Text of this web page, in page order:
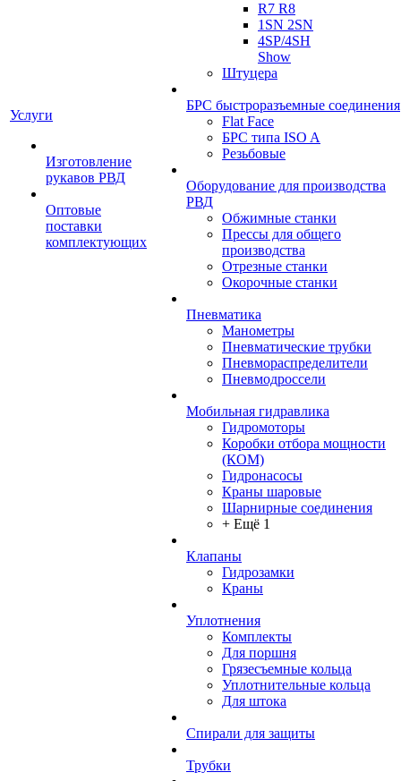
Услуги
Изготовление
рукавов РВД
Оптовые
поставки
комплектующих
R7 R8
1SN 2SN
4SP/4SH
Show
Штуцера
БРС быстроразъемные соединения
Flat Face
БРС типа ISO A
Резьбовые
Оборудование для производства
РВД
Обжимные станки
Прессы для общего
производства
Отрезные станки
Окорочные станки
Пневматика
Манометры
Пневматические трубки
Пневмораспределители
Пневмодроссели
Мобильная гидравлика
Гидромоторы
Коробки отбора мощности
(КОМ)
Гидронасосы
Краны шаровые
Шарнирные соединения
+ Ещё 1
Клапаны
Гидрозамки
Краны
Уплотнения
Комплекты
Для поршня
Грязесъемные кольца
Уплотнительные кольца
Для штока
Спирали для защиты
Трубки